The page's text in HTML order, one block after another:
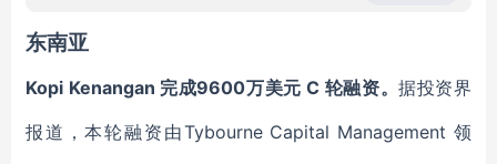
东南亚
Kopi Kenangan 完成9600万美元 C 轮融资。据投资界
报道，本轮融资由Tybourne Capital Management 领